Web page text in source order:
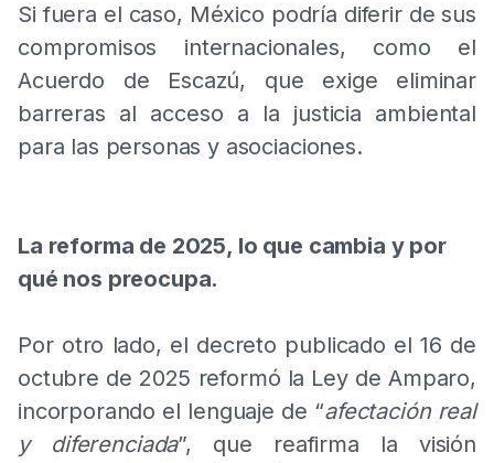
Si fuera el caso, México podría diferir de sus
compromisos internacionales, como el
Acuerdo de Escazú, que exige eliminar
barreras al acceso a la justicia ambiental
para las personas y asociaciones.
La reforma de 2025, lo que cambia y por
qué nos preocupa.
Por otro lado, el decreto publicado el 16 de
octubre de 2025 reformó la Ley de Amparo,
incorporando el lenguaje de “afectación real
y diferenciada”, que reafirma la visión